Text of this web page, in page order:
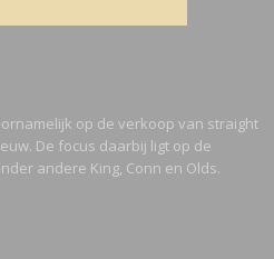
op de verkoop van straight
De focus daarbij ligt op de
andere King, Conn en Olds.